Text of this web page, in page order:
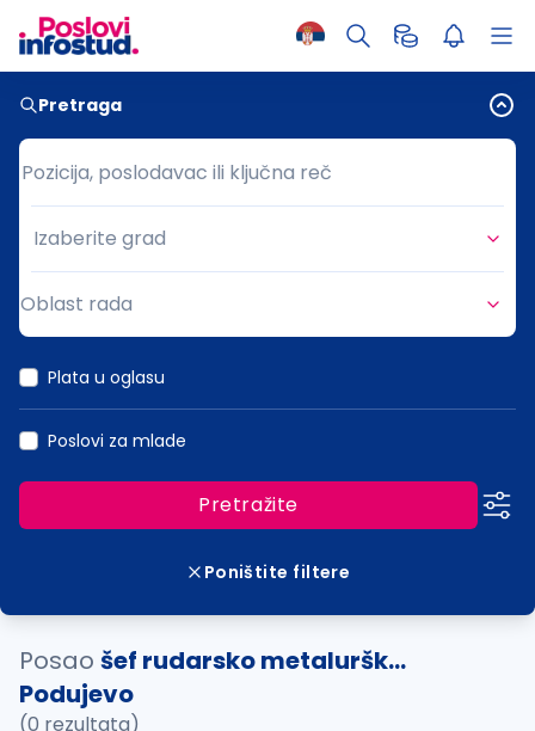
Pretraga
Pozicija, poslodavac ili ključna reč
Pozicija, poslodavac ili ključna reč
Grad
Izaberite grad
Oblast rada
Plata u oglasu
Poslovi za mlade
Pretražite
Poništite filtere
Posao šef rudarsko metaluršk...
Podujevo
(0 rezultata)